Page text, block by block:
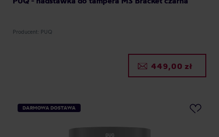
Producent: PUQ
449,00 zł
DARMOWA DOSTAWA